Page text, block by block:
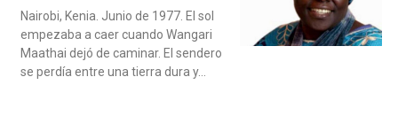
Nairobi, Kenia. Junio de 1977. El sol
empezaba a caer cuando Wangari
Maathai dejó de caminar. El sendero
se perdía entre una tierra dura y…